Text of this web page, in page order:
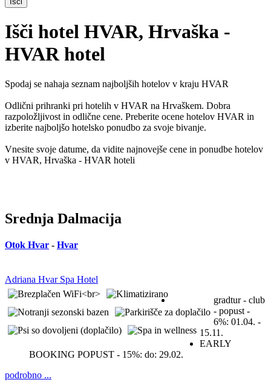
Išči hotel HVAR, Hrvaška -
HVAR hotel
Spodaj se nahaja seznam najboljših hotelov v kraju HVAR
Odlični prihranki pri hotelih v HVAR na Hrvaškem. Dobra
razpoložljivost in odlične cene. Preberite ocene hotelov HVAR in
izberite najboljšo hotelsko ponudbo za svoje bivanje.
Vnesite svoje datume, da vidite najnovejše cene in ponudbe hotelov
v HVAR, Hrvaška - HVAR hoteli
Srednja Dalmacija
Otok Hvar - Hvar
Adriana Hvar Spa Hotel
gradtur - club
- popust -
6%: 01.04. -
15.11.
EARLY
BOOKING POPUST - 15%: do: 29.02.
podrobno ...